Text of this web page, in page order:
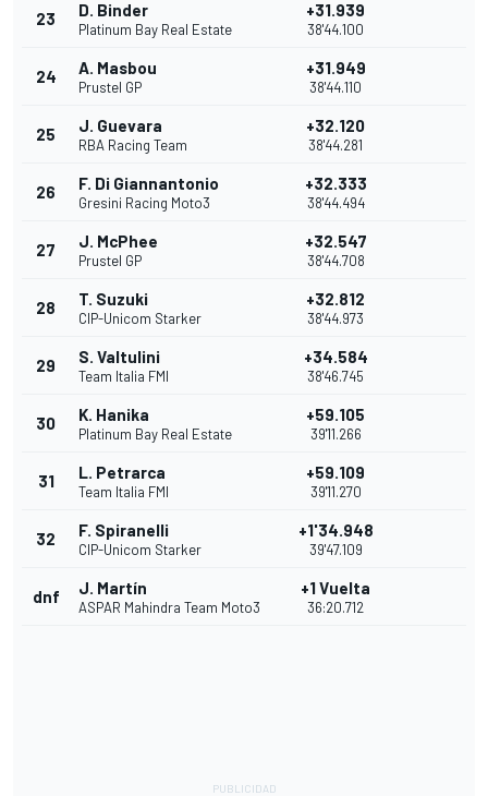
23 D. Binder
Platinum Bay Real Estate
+31.939
38'44.100
24 A. Masbou
Prustel GP
+31.949
38'44.110
25 J. Guevara
RBA Racing Team
+32.120
38'44.281
26 F. Di Giannantonio
Gresini Racing Moto3
+32.333
38'44.494
27 J. McPhee
Prustel GP
+32.547
38'44.708
28 T. Suzuki
CIP-Unicom Starker
+32.812
38'44.973
29 S. Valtulini
Team Italia FMI
+34.584
38'46.745
30 K. Hanika
Platinum Bay Real Estate
+59.105
39'11.266
31 L. Petrarca
Team Italia FMI
+59.109
39'11.270
32 F. Spiranelli
CIP-Unicom Starker
+1'34.948
39'47.109
dnf J. Martín
ASPAR Mahindra Team Moto3
+1 Vuelta
36:20.712